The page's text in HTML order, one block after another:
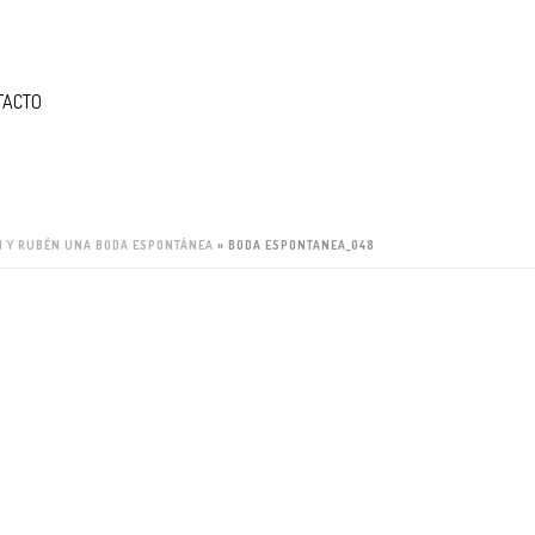
Y RUBÉN UNA BODA ESPONTÁNEA » BODA ESPONTANEA_048